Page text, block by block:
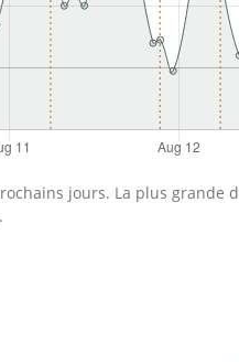
jours. La plus grande